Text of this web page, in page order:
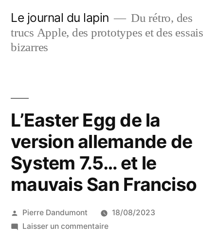
contenu
Le journal du lapin
Du rétro, des
trucs Apple, des prototypes et des essais
bizarres
L’Easter Egg de la
version allemande de
System 7.5… et le
mauvais San Franciso
Publié
par
Pierre Dandumont
18/08/2023
Laisser un commentairesur